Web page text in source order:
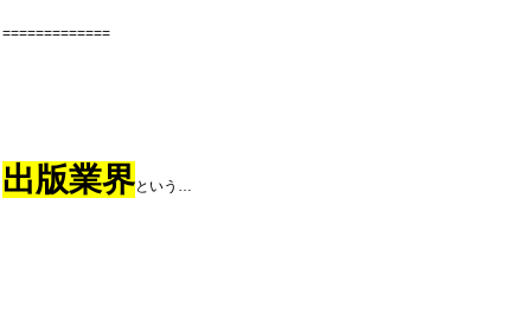
=============
出版業界という…